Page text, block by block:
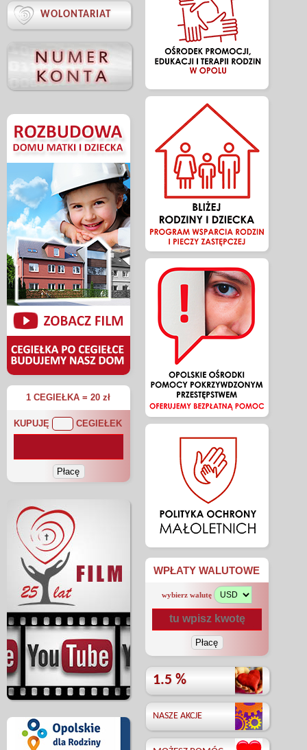
 WOLONTARIAT
1 CEGIEŁKA = 20 zł
KUPUJĘ CEGIEŁEK
WPŁATY WALUTOWE
wybierz walutę
1.5 %
NASZE AKCJE